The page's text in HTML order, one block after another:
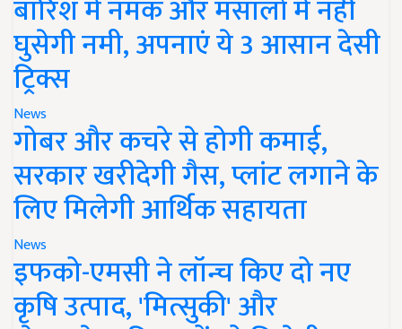
बारिश में नमक और मसालों में नहीं
घुसेगी नमी, अपनाएं ये 3 आसान देसी
ट्रिक्स
News
गोबर और कचरे से होगी कमाई,
सरकार खरीदेगी गैस, प्लांट लगाने के
लिए मिलेगी आर्थिक सहायता
News
इफको-एमसी ने लॉन्च किए दो नए
कृषि उत्पाद, 'मित्सुकी' और